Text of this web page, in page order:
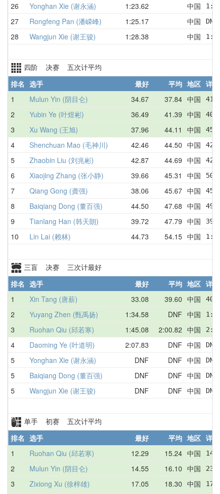
26 Yonghan Xie (谢永涵) 1:23.62 中国
27 Rongfeng Pan (潘嵘峰) 1:25.17 中国
28 Wangjun Xie (谢王骏) 1:28.38 中国
四阶 决赛 五次计平均
排名 选手 最好 平均 地区 详情
1
Mulun Yin (阴目仑) 34.67 37.84 中国
2 Yubin Ye (叶煜彬) 36.49 41.39 中国
3 Xu Wang (王旭) 37.96 44.11 中国
4 Shenchuan Mao (毛神川) 42.46 44.50 中国
5 Zhaobin Liu (刘兆彬) 42.87 44.69 中国
6 Xiaojing Zhang (张小静) 39.66 45.31 中国
7 Qiang Gong (龚强) 38.06 45.67 中国
8 Baiqiang Dong (董百强) 44.50 47.68 中国
9 Tianlang Han (韩天朗) 39.72 47.79 中国
10 Lin Lai (赖林) 44.73 54.15 中国
三盲 决赛 三次计最好
排名 选手 最好 平均 地区 详情
1
Xin Tang (唐薪) 33.08 39.60 中国
2 Yuyang Zhen (甄禹扬) 1:34.58 DNF 中国
3 Ruohan Qiu (邱若寒) 1:45.08 2:00.82 中国
4 Daoming Ye (叶道明) 2:07.83 DNF 中国
5 Yonghan Xie (谢永涵) DNF DNF 中国
5 Baiqiang Dong (董百强) DNF DNF 中国
5 Wangjun Xie (谢王骏) DNF DNF 中国
单手 初赛 五次计平均
排名 选手 最好 平均 地区 详情
1
Ruohan Qiu (邱若寒) 12.29 15.24 中国
2 Mulun Yin (阴目仑) 14.55 16.10 中国
3 Zixiong Xu (徐梓雄) 17.05 18.30 中国